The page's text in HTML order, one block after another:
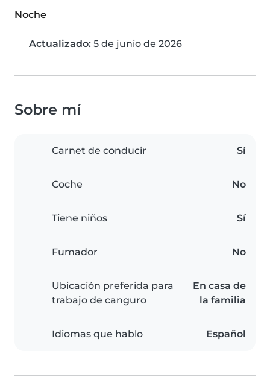
Noche
Actualizado: 5 de junio de 2026
Sobre mí
Carnet de conducir Sí
Coche No
Tiene niños Sí
Fumador No
Ubicación preferida para
trabajo de canguro
En casa de
la familia
Idiomas que hablo Español